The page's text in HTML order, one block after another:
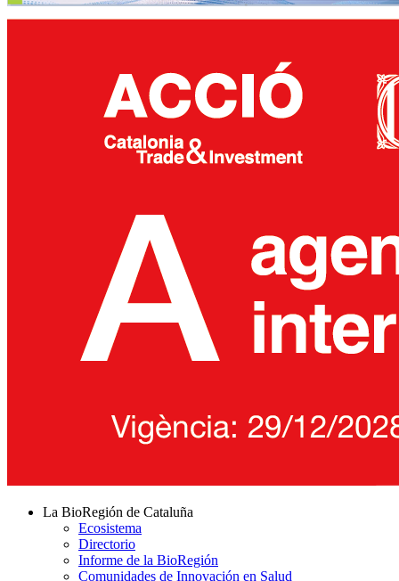
La BioRegión de Cataluña
Ecosistema
Directorio
Informe de la BioRegión
Comunidades de Innovación en Salud